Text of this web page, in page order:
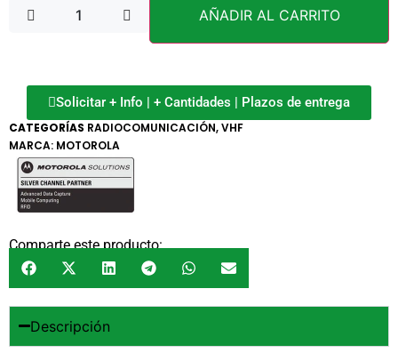
AÑADIR AL CARRITO
Solicitar + Info | + Cantidades | Plazos de entrega
CATEGORÍAS RADIOCOMUNICACIÓN,VHF
MARCA: MOTOROLA
Comparte este producto:
Descripción